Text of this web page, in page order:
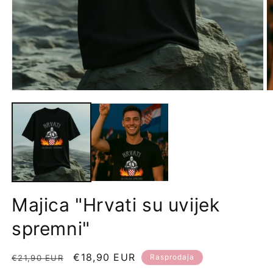
Majica "Hrvati su uvijek
spremni"
Redovna
€21,90 EUR
Prodajna
€18,90 EUR Rasprodaja